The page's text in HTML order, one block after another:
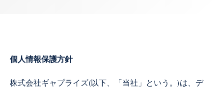
個人情報保護方針
株式会社ギャプライズ(以下、「当社」という。 )は、デ